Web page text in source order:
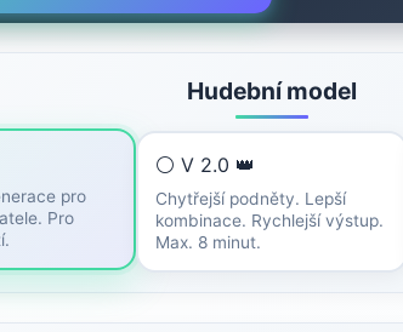
Hudební model
pro
Pro
⚪ V 2.0 👑
Chytřejší podněty. Lepší
kombinace. Rychlejší výstup.
Max. 8 minut.